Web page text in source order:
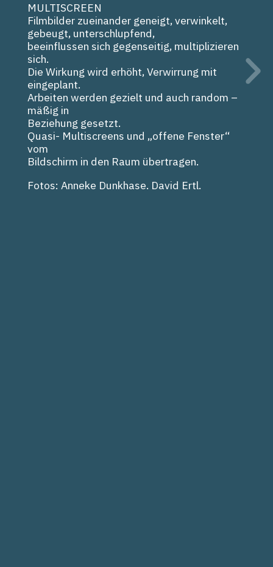
MULTISCREEN
Filmbilder zueinander geneigt, verwinkelt,
gebeugt, unterschlupfend,
beeinflussen sich gegenseitig, multiplizieren
sich.
Die Wirkung wird erhöht, Verwirrung mit
eingeplant.
Arbeiten werden gezielt und auch random –
mäßig in
Beziehung gesetzt.
Quasi- Multiscreens und „offene Fenster“
vom
Bildschirm in den Raum übertragen.
Fotos: Anneke Dunkhase. David Ertl.